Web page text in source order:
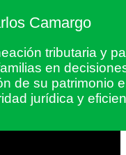
Camargo
tributaria y
en
de su patrimonio
jurídica y